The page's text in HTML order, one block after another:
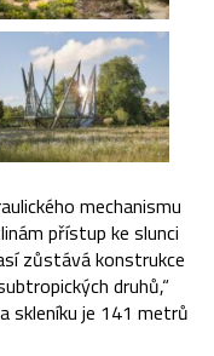
mechanismu
přístup ke slunci
zůstává konstrukce
druhů,“
skleníku je 141 metrů